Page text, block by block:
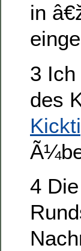
in
3
des
4